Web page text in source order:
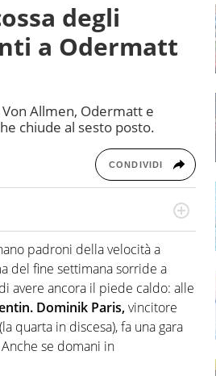
degli
a Odermatt
Allmen, Odermatt e
chiude al sesto posto.
CONDIVIDI
di Virgilio Sport. Provate a
ve ne farà innamorare
padroni della velocità a
del fine settimana sorride a
avere ancora il piede caldo: alle
Dominik Paris,vincitore
quarta in discesa), fa una gara
Anche se domani in